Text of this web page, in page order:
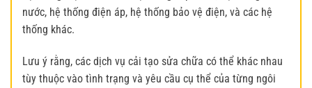
nước, hệ thống điện áp, hệ thống bảo vệ điện, và các hệ
thống khác.
Lưu ý rằng, các dịch vụ cải tạo sửa chữa có thể khác nhau
tùy thuộc vào tình trạng và yêu cầu cụ thể của từng ngôi